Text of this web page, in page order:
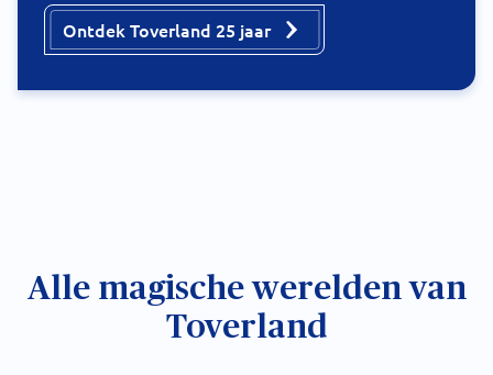
Ontdek Toverland 25 jaar
Alle magische werelden van
Toverland